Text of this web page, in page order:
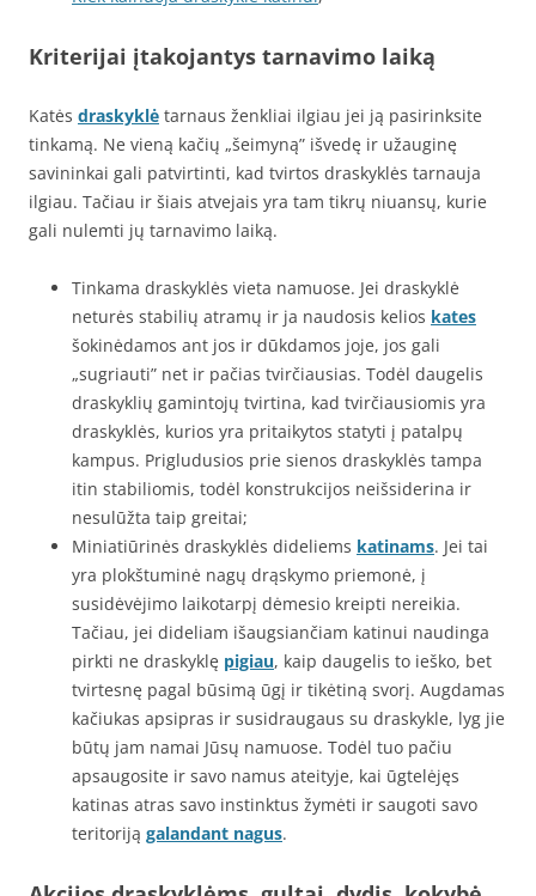
Kriterijai įtakojantys tarnavimo laiką
Katės draskyklė tarnaus ženkliai ilgiau jei ją pasirinksite
tinkamą. Ne vieną kačių „šeimyną” išvedę ir užauginę
savininkai gali patvirtinti, kad tvirtos draskyklės tarnauja
ilgiau. Tačiau ir šiais atvejais yra tam tikrų niuansų, kurie
gali nulemti jų tarnavimo laiką.
Tinkama draskyklės vieta namuose. Jei draskyklė
neturės stabilių atramų ir ja naudosis kelios kates
šokinėdamos ant jos ir dūkdamos joje, jos gali
„sugriauti” net ir pačias tvirčiausias. Todėl daugelis
draskyklių gamintojų tvirtina, kad tvirčiausiomis yra
draskyklės, kurios yra pritaikytos statyti į patalpų
kampus. Prigludusios prie sienos draskyklės tampa
itin stabiliomis, todėl konstrukcijos neišsiderina ir
nesulūžta taip greitai;
Miniatiūrinės draskyklės dideliems katinams. Jei tai
yra plokštuminė nagų drąskymo priemonė, į
susidėvėjimo laikotarpį dėmesio kreipti nereikia.
Tačiau, jei dideliam išaugsiančiam katinui naudinga
pirkti ne draskyklę pigiau, kaip daugelis to ieško, bet
tvirtesnę pagal būsimą ūgį ir tikėtiną svorį. Augdamas
kačiukas apsipras ir susidraugaus su draskykle, lyg jie
būtų jam namai Jūsų namuose. Todėl tuo pačiu
apsaugosite ir savo namus ateityje, kai ūgtelėjęs
katinas atras savo instinktus žymėti ir saugoti savo
teritoriją galandant nagus.